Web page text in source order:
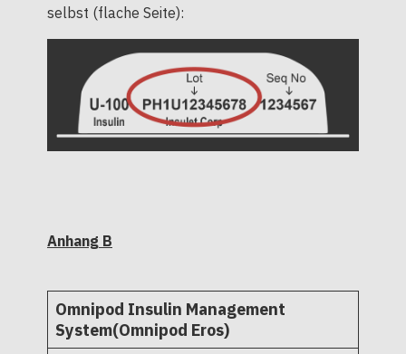
selbst (flache Seite):
Anhang B
Omnipod Insulin Management
System(Omnipod Eros)